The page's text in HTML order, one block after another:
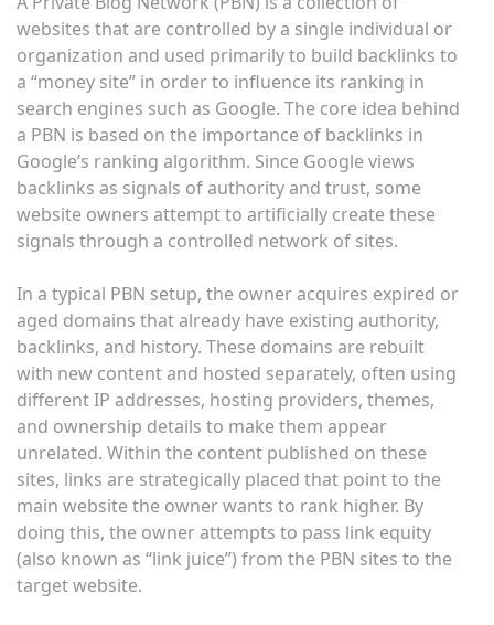
websites that are controlled by a single individual or
organization and used primarily to build backlinks to
a “money site” in order to influence its ranking in
search engines such as Google. The core idea behind
a PBN is based on the importance of backlinks in
Google’s ranking algorithm. Since Google views
backlinks as signals of authority and trust, some
website owners attempt to artificially create these
signals through a controlled network of sites.
In a typical PBN setup, the owner acquires expired or
aged domains that already have existing authority,
backlinks, and history. These domains are rebuilt
with new content and hosted separately, often using
different IP addresses, hosting providers, themes,
and ownership details to make them appear
unrelated. Within the content published on these
sites, links are strategically placed that point to the
main website the owner wants to rank higher. By
doing this, the owner attempts to pass link equity
(also known as “link juice”) from the PBN sites to the
target website.